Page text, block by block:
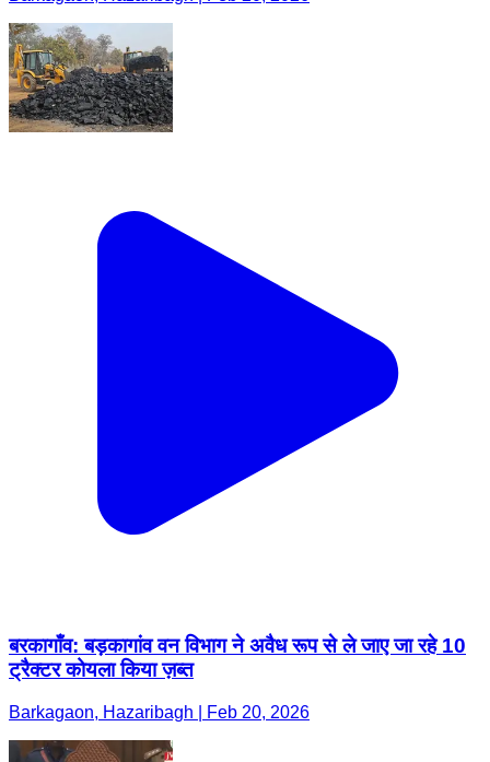
बरकागाँव: बड़कागांव वन विभाग ने अवैध रूप से ले जाए जा रहे 10
ट्रैक्टर कोयला किया ज़ब्त
Barkagaon, Hazaribagh | Feb 20, 2026